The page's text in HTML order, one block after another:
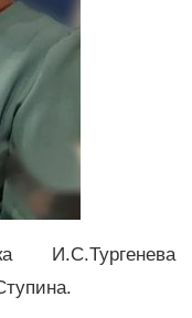
И.С.Тургенева